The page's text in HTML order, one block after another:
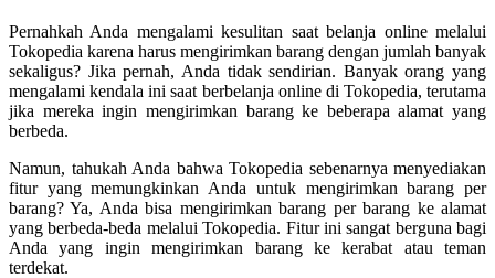
Pernahkah Anda mengalami kesulitan saat belanja online melalui
Tokopedia karena harus mengirimkan barang dengan jumlah banyak
sekaligus? Jika pernah, Anda tidak sendirian. Banyak orang yang
mengalami kendala ini saat berbelanja online di Tokopedia, terutama
jika mereka ingin mengirimkan barang ke beberapa alamat yang
berbeda.
Namun, tahukah Anda bahwa Tokopedia sebenarnya menyediakan
fitur yang memungkinkan Anda untuk mengirimkan barang per
barang? Ya, Anda bisa mengirimkan barang per barang ke alamat
yang berbeda-beda melalui Tokopedia. Fitur ini sangat berguna bagi
Anda yang ingin mengirimkan barang ke kerabat atau teman
terdekat.